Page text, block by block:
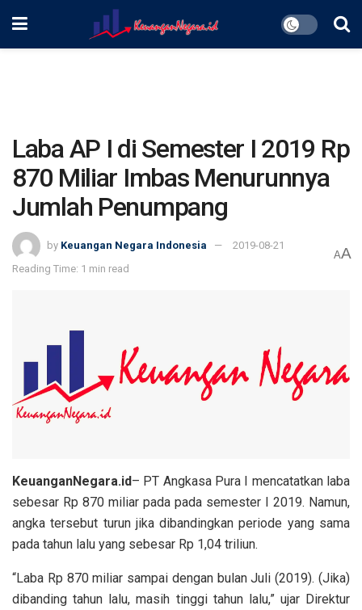
Laba AP I di Semester I 2019 Rp
870 Miliar Imbas Menurunnya
Jumlah Penumpang
by Keuangan Negara Indonesia
2019-08-21
Reading Time: 1 min read
AA
KeuanganNegara.id– PT Angkasa Pura I mencatatkan laba
sebesar Rp 870 miliar pada pada semester I 2019. Namun,
angka tersebut turun jika dibandingkan periode yang sama
pada tahun lalu yang sebesar Rp 1,04 triliun.
“Laba Rp 870 miliar sampai dengan bulan Juli (2019). (Jika)
dibanding tahun lalu, masih tinggi tahun lalu,” ujar Direktur